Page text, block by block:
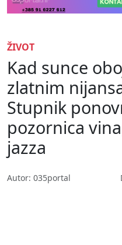
ŽIVOT
Kad sunce
zlatnim
Stupnik
pozornica
jazza
Autor: 035portal